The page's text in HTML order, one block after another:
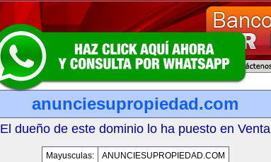
anunciesupropiedad.com
El dueño de este dominio lo ha puesto en Venta
Mayusculas:
ANUNCIESUPROPIEDAD.COM